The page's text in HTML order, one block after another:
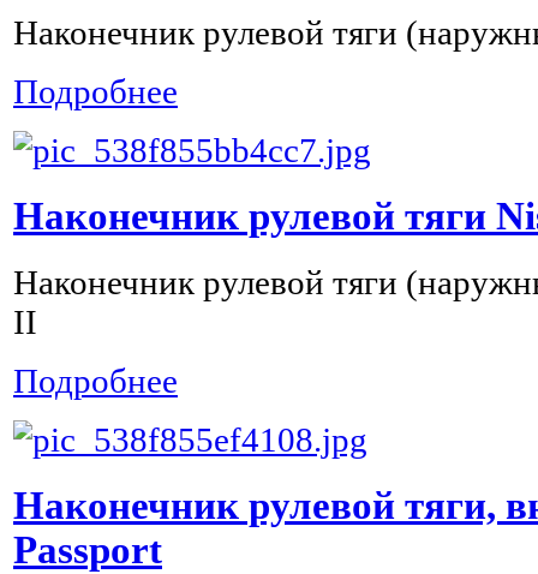
Наконечник рулевой тяги
Подробнее
Наконечник рулевой тяги
Наконечник рулевой тяги
II
Подробнее
Наконечник рулевой тяги,
Passport